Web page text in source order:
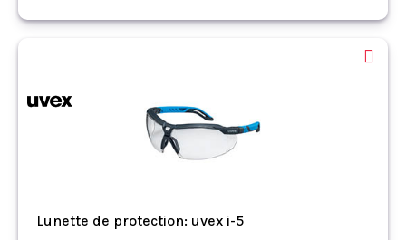
Lunette de protection: uvex i-5